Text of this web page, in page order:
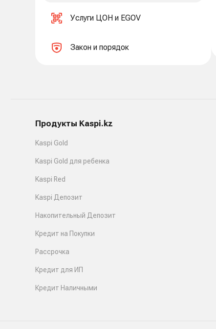
Услуги ЦОН и EGOV
Закон и порядок
Продукты Kaspi.kz
Kaspi Gold
Kaspi Gold для ребенка
Kaspi Red
Kaspi Депозит
Накопительный Депозит
Кредит на Покупки
Рассрочка
Кредит для ИП
Кредит Наличными